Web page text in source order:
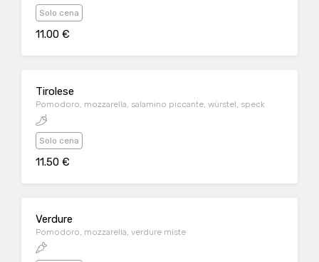
Solo cena
11.00 €
Tirolese
Pomodoro, mozzarella, salamino piccante, würstel, speck
Solo cena
11.50 €
Verdure
Pomodoro, mozzarella, verdure miste